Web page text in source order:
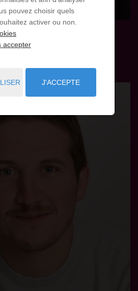
HERIEAU
transaction
pouvez choisir quels
activer ou non.
accepter
J'ACCEPTE